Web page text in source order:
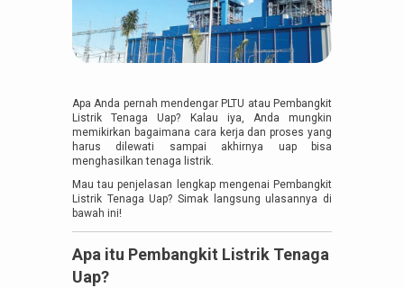
Apa Anda pernah mendengar PLTU atau Pembangkit
Listrik Tenaga Uap? Kalau iya, Anda mungkin
memikirkan bagaimana cara kerja dan proses yang
harus dilewati sampai akhirnya uap bisa
menghasilkan tenaga listrik.
Mau tau penjelasan lengkap mengenai Pembangkit
Listrik Tenaga Uap? Simak langsung ulasannya di
bawah ini!
Apa itu Pembangkit Listrik Tenaga
Uap?